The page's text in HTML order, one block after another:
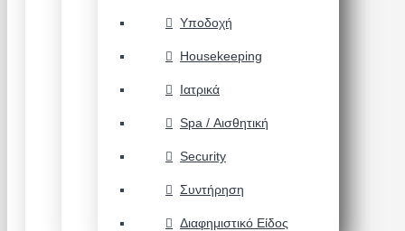
Υποδοχή
Housekeeping
Ιατρικά
Spa / Αισθητική
Security
Συντήρηση
Διαφημιστικό Είδος